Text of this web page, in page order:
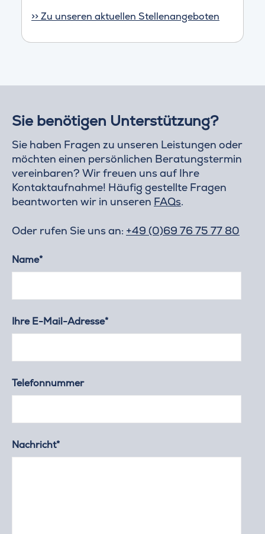
>> Zu unseren aktuellen Stellenangeboten
Sie benötigen Unterstützung?
Sie haben Fragen zu unseren Leistungen oder
möchten einen persönlichen Beratungstermin
vereinbaren? Wir freuen uns auf Ihre
Kontaktaufnahme! Häufig gestellte Fragen
beantworten wir in unseren FAQs.
Oder rufen Sie uns an: +49 (0)69 76 75 77 80
Name*
Ihre E-Mail-Adresse*
Telefonnummer
Nachricht*